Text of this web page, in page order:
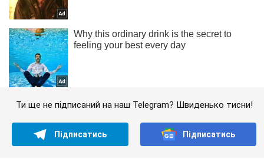
Ти ще не підписаний на наш Telegram? Швиденько тисни!
Підписатись Підписатись